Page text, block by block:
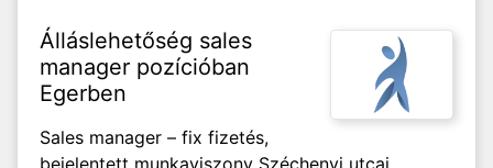
Álláslehetőség sales
manager pozícióban
Egerben
Sales manager – fix fizetés,
bejelentett munkaviszony Széchenyi utcai